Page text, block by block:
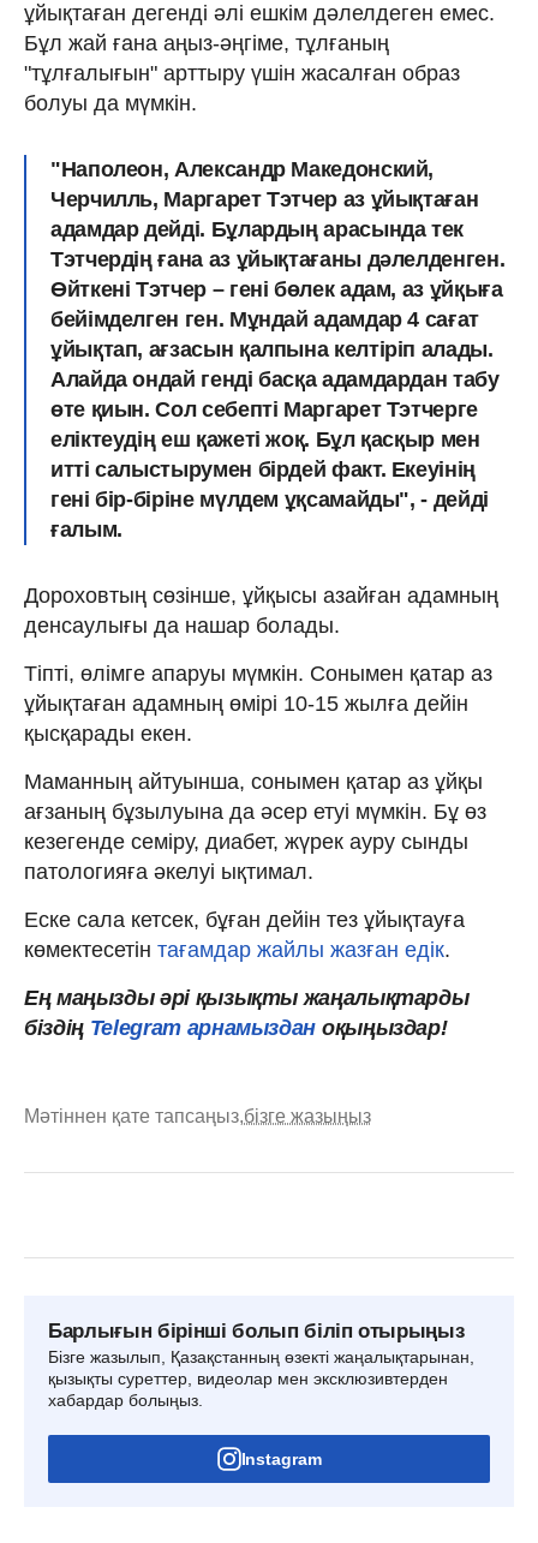
ұйықтаған дегенді әлі ешкім дәлелдеген емес.
Бұл жай ғана аңыз-әңгіме, тұлғаның
"тұлғалығын" арттыру үшін жасалған образ
болуы да мүмкін.
"Наполеон, Александр Македонский,
Черчилль, Маргарет Тэтчер аз ұйықтаған
адамдар дейді. Бұлардың арасында тек
Тэтчердің ғана аз ұйықтағаны дәлелденген.
Өйткені Тэтчер – гені бөлек адам, аз ұйқыға
бейімделген ген. Мұндай адамдар 4 сағат
ұйықтап, ағзасын қалпына келтіріп алады.
Алайда ондай генді басқа адамдардан табу
өте қиын. Сол себепті Маргарет Тэтчерге
еліктеудің еш қажеті жоқ. Бұл қасқыр мен
итті салыстырумен бірдей факт. Екеуінің
гені бір-біріне мүлдем ұқсамайды", - дейді
ғалым.
Дороховтың сөзінше, ұйқысы азайған адамның
денсаулығы да нашар болады.
Тіпті, өлімге апаруы мүмкін. Сонымен қатар аз
ұйықтаған адамның өмірі 10-15 жылға дейін
қысқарады екен.
Маманның айтуынша, сонымен қатар аз ұйқы
ағзаның бұзылуына да әсер етуі мүмкін. Бұ өз
кезегенде семіру, диабет, жүрек ауру сынды
патологияға әкелуі ықтимал.
Еске сала кетсек, бұған дейін тез ұйықтауға
көмектесетін тағамдар жайлы жазған едік.
Ең маңызды әрі қызықты жаңалықтарды
біздің Telegram арнамыздан оқыңыздар!
Мәтіннен қате тапсаңыз,бізге жазыңыз
Барлығын бірінші болып біліп отырыңыз
Бізге жазылып, Қазақстанның өзекті жаңалықтарынан,
қызықты суреттер, видеолар мен эксклюзивтерден
хабардар болыңыз.
Instagram